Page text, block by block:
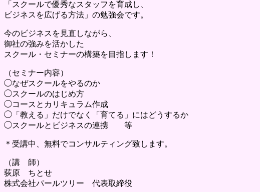
「スクールで優秀なスタッフを育成し、
ビジネスを広げる方法」の勉強会です。
今のビジネスを見直しながら、
御社の強みを活かした
スクール・セミナーの構築を目指します！
（セミナー内容）
◯なぜスクールをやるのか
◯スクールのはじめ方
◯コースとカリキュラム作成
◯「教える」だけでなく「育てる」にはどうするか
◯スクールとビジネスの連携 等
＊受講中、無料でコンサルティング致します。
（講 師）
荻原 ちとせ
株式会社パールツリー 代表取締役